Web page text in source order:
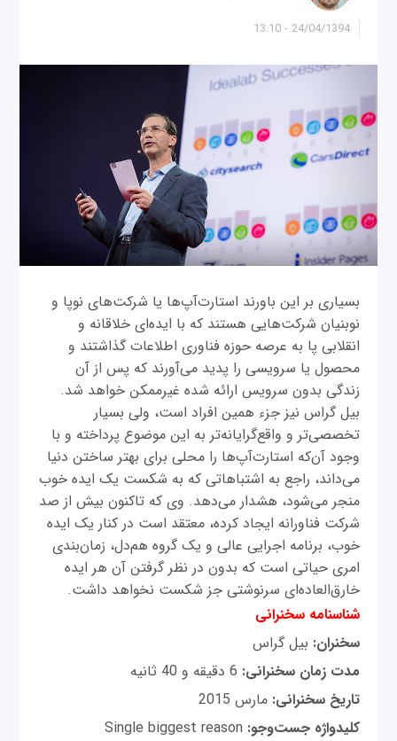
24/04/1394 - 13:10
بسیاری بر این باورند استارت‌آپ‌ها یا شرکت‌های نوپا و
نوبنیان شرکت‌هایی هستند که با ایده‌ای خلاقانه و
انقلابی پا به عرصه حوزه فناوری اطلاعات گذاشتند و
محصول یا سرویسی را پدید می‌آورند که پس از آن
زندگی بدون سرویس ارائه شده غیرممکن خواهد شد.
بیل گراس نیز جزء همین افراد است، ولی بسیار
تخصصی‌تر و واقع‌گرایانه‌تر به این موضوع پرداخته و با
وجود آن‌که استارت‌آپ‌ها را محلی برای بهتر ساختن دنیا
می‌داند، راجع به اشتباهاتی که به شکست یک ایده خوب
منجر می‌شود، هشدار می‌دهد. وی که تاکنون بیش از صد
شرکت فناورانه ایجاد کرده، معتقد است در کنار یک ایده
خوب، برنامه اجرایی عالی و یک گروه هم‌دل، زمان‌بندی
امری حیاتی است که بدون در نظر گرفتن آن هر ایده
خارق‌العاده‌ای سرنوشتی جز شکست نخواهد داشت.
شناسنامه سخنرانی
سخنران: بیل گراس
مدت زمان سخنرانی: 6 دقیقه و 40 ثانیه
تاریخ سخنرانی:مارس 2015
کلیدواژه جست‌وجو: Single biggest reason